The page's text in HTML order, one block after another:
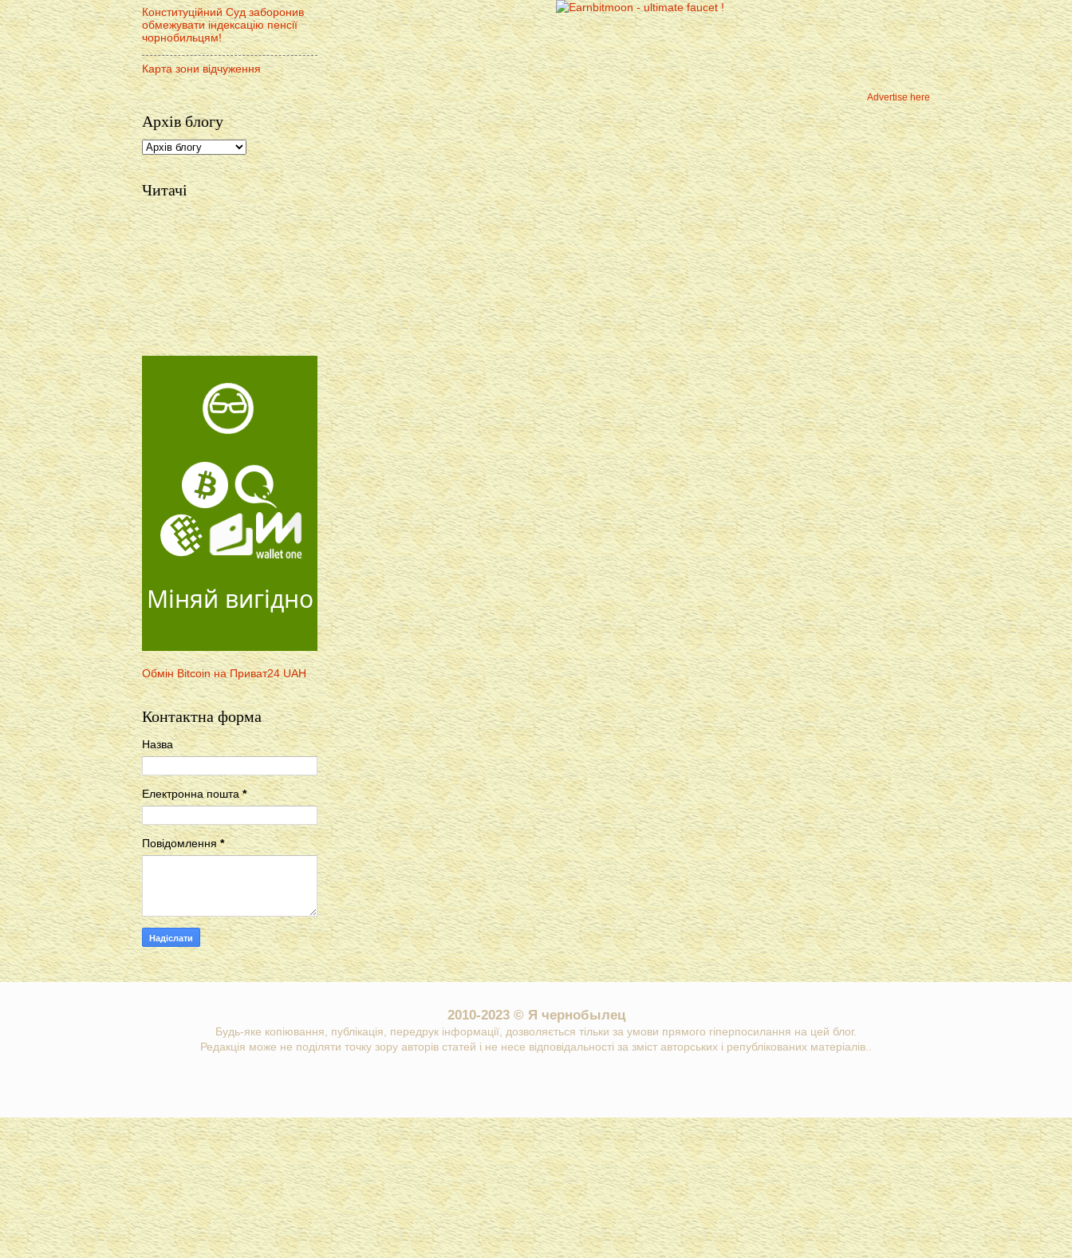
Advertise here
Конституційний Суд заборонив
обмежувати індексацію пенсії
чорнобильцям!
Карта зони відчуження
Архів блогу
Читачі
Міняй вигідно
Обмін Bitcoin на Приват24 UAH
Контактна форма
Назва
Електронна пошта*
Повідомлення *
2010-2023 © Я чернобылец
Будь-яке копіювання, публікація, передрук інформації, дозволяється тільки за умови прямого гіперпосилання на цей блог.
Редакція може не поділяти точку зору авторів статей і не несе відповідальності за зміст авторських і републікованих матеріалів..